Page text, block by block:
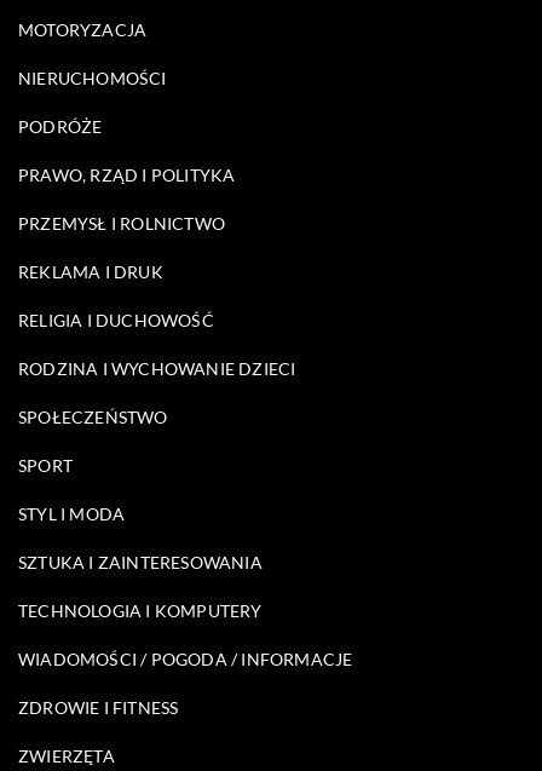
MOTORYZACJA
NIERUCHOMOŚCI
PODRÓŻE
PRAWO, RZĄD I POLITYKA
PRZEMYSŁ I ROLNICTWO
REKLAMA I DRUK
RELIGIA I DUCHOWOŚĆ
RODZINA I WYCHOWANIE DZIECI
SPOŁECZEŃSTWO
SPORT
STYL I MODA
SZTUKA I ZAINTERESOWANIA
TECHNOLOGIA I KOMPUTERY
WIADOMOŚCI / POGODA / INFORMACJE
ZDROWIE I FITNESS
ZWIERZĘTA